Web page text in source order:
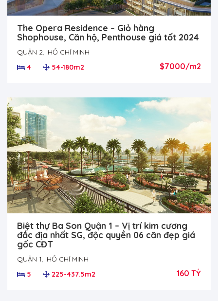
The Opera Residence – Giỏ hàng
Shophouse, Căn hộ, Penthouse giá tốt 2024
QUẬN 2, HỒ CHÍ MINH
4
54-180m2 $7000/m2
Biệt thự Ba Son Quận 1 – Vị trí kim cương
đắc địa nhất SG, độc quyền 06 căn đẹp giá
gốc CĐT
QUẬN 1, HỒ CHÍ MINH
5
225-437.5m2 160 TỶ